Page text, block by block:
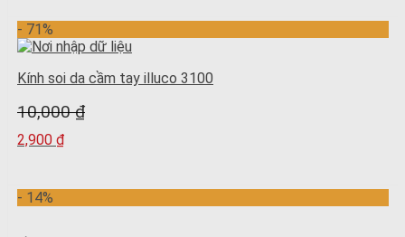
- 71%
Kính soi da cầm tay illuco 3100
10,000₫
2,900 ₫
- 14%